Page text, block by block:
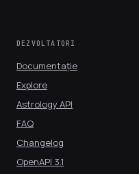
DEZVOLTATORI
Documentație
Explore
Astrology API
FAQ
Changelog
OpenAPI 3.1